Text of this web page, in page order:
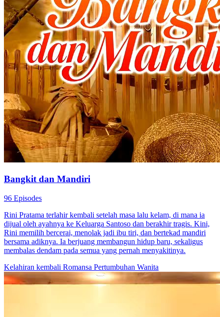
Bangkit dan Mandiri
96 Episodes
Rini Pratama terlahir kembali setelah masa lalu kelam, di mana ia
dijual oleh ayahnya ke Keluarga Santoso dan berakhir tragis. Kini,
Rini memilih bercerai, menolak jadi ibu tiri, dan bertekad mandiri
bersama adiknya. Ia berjuang membangun hidup baru, sekaligus
membalas dendam pada semua yang pernah menyakitinya.
Kelahiran kembali Romansa Pertumbuhan Wanita